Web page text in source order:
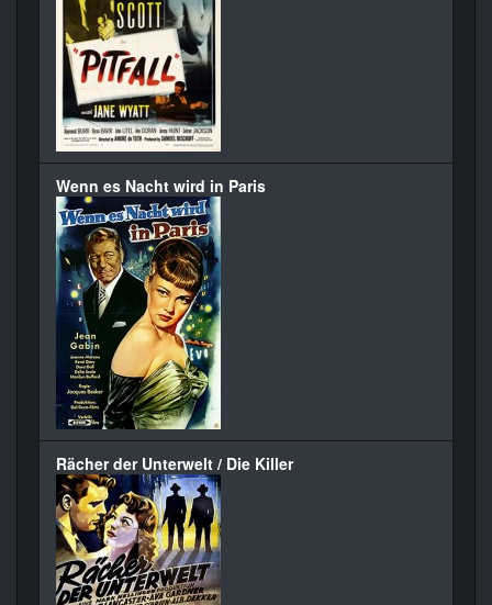
Wenn es Nacht wird in Paris
Rächer der Unterwelt / Die Killer